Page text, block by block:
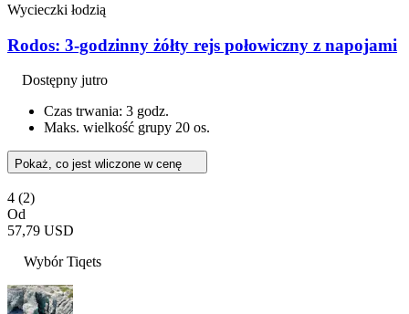
Wycieczki łodzią
Rodos: 3-godzinny żółty rejs połowiczny z napojami
Dostępny jutro
Czas trwania: 3 godz.
Maks. wielkość grupy 20 os.
Pokaż, co jest wliczone w cenę
4 (2)
Od
57,79 USD
Wybór Tiqets